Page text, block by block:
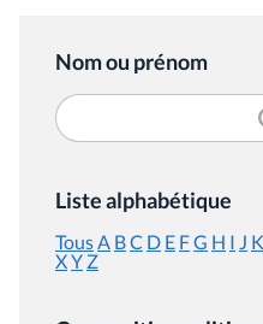
Nom ou prénom
Liste alphabétique
TousA BC D E FG H I J K
XY Z